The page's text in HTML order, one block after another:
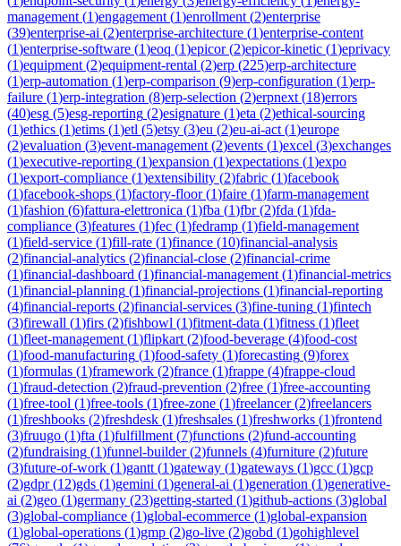
management (1)engagement (1)enrollment (2)enterprise
(39)enterprise-ai (2)enterprise-architecture (1)enterprise-content
(1)enterprise-software (1)eoq (1)epicor(2)epicor-kinetic (1)eprivacy
(1)equipment (2)equipment-rental (2)erp (225)erp-architecture
(1)erp-automation (1)erp-comparison (9)erp-configuration (1)erp-
failure (1)erp-integration (8)erp-selection (2)erpnext (18)errors
(40)esg (5)esg-reporting (2)esignature (1)eta (2)ethical-sourcing
(1)ethics (1)etims (1)etl (5)etsy (3)eu (2)eu-ai-act (1)europe
(2)evaluation (3)event-management (2)events (1)excel (3)exchanges
(1)executive-reporting (1)expansion (1)expectations (1)expo
(1)export-compliance (1)extensibility (2)fabric (1)facebook
(1)facebook-shops (1)factory-floor(1)faire (1)farm-management
(1)fashion (6)fattura-elettronica (1)fba (1)fbr(2)fda (1)fda-
compliance (3)features (1)fec (1)fedramp (1)field-management
(1)field-service (1)fill-rate (1)finance (10)financial-analysis
(2)financial-analytics (2)financial-close (2)financial-crime
(1)financial-dashboard (1)financial-management (1)financial-metrics
(1)financial-planning (1)financial-projections (1)financial-reporting
(4)financial-reports (2)financial-services (3)fine-tuning (1)fintech
(3)firewall (1)firs (2)fishbowl (1)fitment-data (1)fitness (1)fleet
(1)fleet-management (1)flipkart (2)food-beverage (4)food-cost
(1)food-manufacturing (1)food-safety (1)forecasting (9)forex
(1)formulas (1)framework (2)france (1)frappe (4)frappe-cloud
(1)fraud-detection (2)fraud-prevention (2)free (1)free-accounting
(1)free-tool (1)free-tools (1)free-zone (1)freelancer(2)freelancers
(1)freshbooks (2)freshdesk (1)freshsales (1)freshworks (1)frontend
(3)fruugo (1)fta (1)fulfillment (7)functions (2)fund-accounting
(2)fundraising (1)funnel-builder(2)funnels (4)furniture (2)future
(3)future-of-work (1)gantt (1)gateway (1)gateways (1)gcc (1)gcp
(2)gdpr(12)gds (1)gemini (1)general-ai (1)generation (1)generative-
ai (2)geo (1)germany (23)getting-started (1)github-actions (3)global
(3)global-compliance (1)global-ecommerce (1)global-expansion
(1)global-operations (1)gmp (2)go-live (2)gobd (1)gohighlevel